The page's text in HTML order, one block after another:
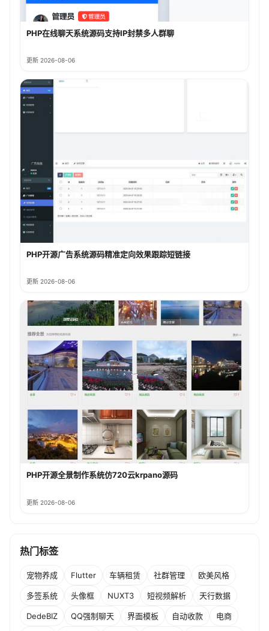
PHP在线聊天系统源码支持IP封禁多人群聊
更新 2026-08-06
PHP开源广告系统源码精准定向效果跟踪短链接
更新 2026-08-06
PHP开源全景制作系统仿720云krpano源码
更新 2026-08-06
热门标签
宠物养成 Flutter 车辆租赁 社群管理 欧美风格
多签系统 头像框 NUXT3 短视频解析 天行数据
DedeBIZ QQ强制聊天 界面模板 自动收款 电商